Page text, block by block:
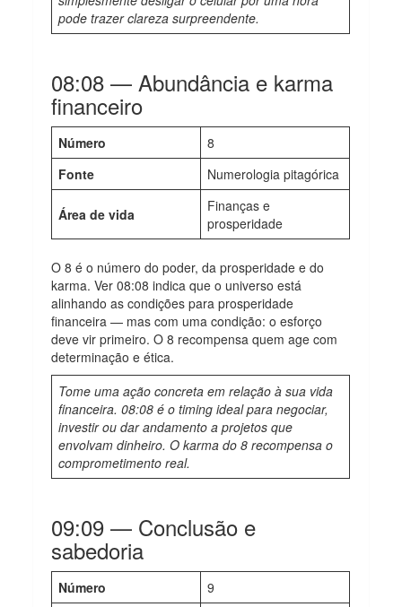
pode trazer clareza surpreendente.
08:08 — Abundância e karma
financeiro
Número
8
Fonte
Numerologia pitagórica
Área de vida
Finanças e
prosperidade
O 8 é o número do poder, da prosperidade e do
karma. Ver 08:08 indica que o universo está
alinhando as condições para prosperidade
financeira — mas com uma condição: o esforço
deve vir primeiro. O 8 recompensa quem age com
determinação e ética.
Tome uma ação concreta em relação à sua vida
financeira. 08:08 é o timing ideal para negociar,
investir ou dar andamento a projetos que
envolvam dinheiro. O karma do 8 recompensa o
comprometimento real.
09:09 — Conclusão e
sabedoria
Número 9